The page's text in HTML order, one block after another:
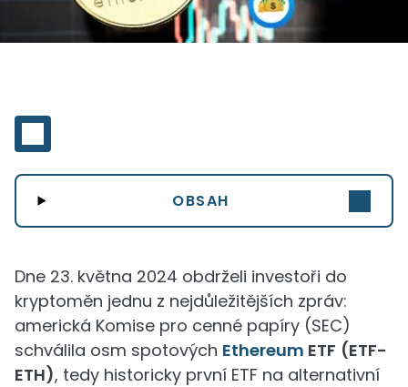
OBSAH
Dne 23. května 2024 obdrželi investoři do
kryptoměn jednu z nejdůležitějších zpráv:
americká Komise pro cenné papíry (SEC)
schválila osm spotových Ethereum ETF (ETF-
ETH), tedy historicky první ETF na alternativní